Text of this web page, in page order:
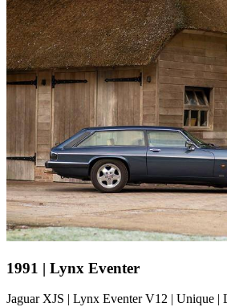
1991 | Lynx Eventer
Jaguar XJS | Lynx Eventer V12 | Unique |